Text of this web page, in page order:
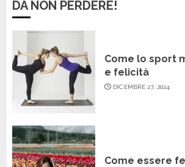
DA NON PERDERE!
Come lo sport
e felicità
DICEMBRE 27, 2024
Come essere